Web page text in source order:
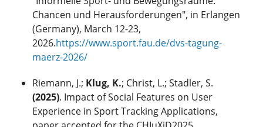
Chancen und Herausforderungen", in Erlangen
(Germany), March 12-23,
2026.https://www.sport.fau.de/dvs-tagung-
maerz-2026/
Riemann, J.; Klug, K.; Christ, L.; Stadler, S.
(2025). Impact of Social Features on User
Experience in Sport Tracking Applications,